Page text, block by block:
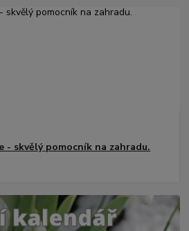
- skvělý pomocník na zahradu.